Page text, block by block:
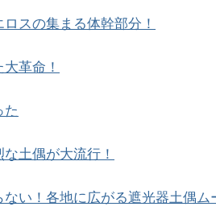
スの集まる体幹部分！
革命！
た
土偶が大流行！
ない！各地に広がる遮光器土偶ム